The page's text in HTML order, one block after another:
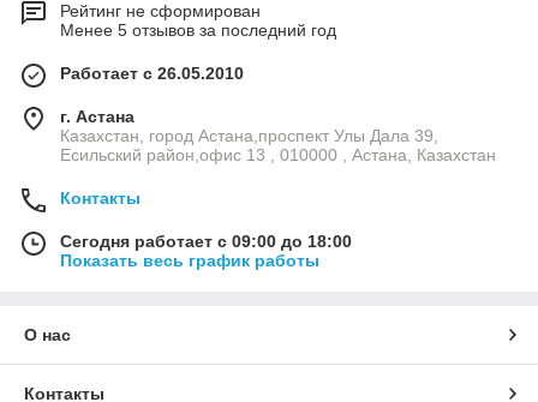
Рейтинг не сформирован
Менее 5 отзывов за последний год
Работает с 26.05.2010
г. Астана
Казахстан, город Астана,проспект Улы Дала 39,
Есильский район,офис 13 , 010000 , Астана, Казахстан
Контакты
Сегодня работает с 09:00 до 18:00
Показать весь график работы
О нас
Контакты